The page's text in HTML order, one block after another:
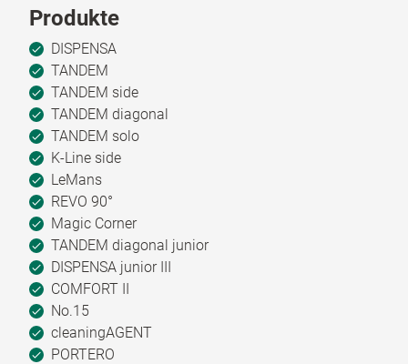
Produkte
DISPENSA
TANDEM
TANDEM side
TANDEM diagonal
TANDEM solo
K-Line side
LeMans
REVO 90°
Magic Corner
TANDEM diagonal junior
DISPENSA junior III
COMFORT II
No.15
cleaningAGENT
PORTERO